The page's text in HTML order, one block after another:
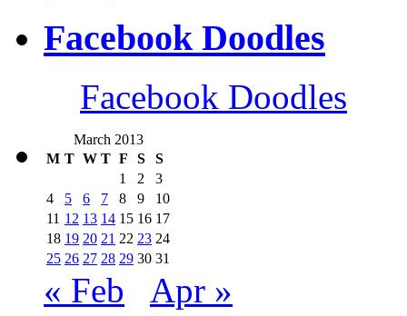
Facebook Doodles
Facebook Doodles
March 2013
M T W T F S
S
1
2
3
4
5 6 7 8 9
10
11 12 13 14 15 16 17
18 19 20 21 22 23 24
25 26 27 28 29 30 31
« Feb Apr »